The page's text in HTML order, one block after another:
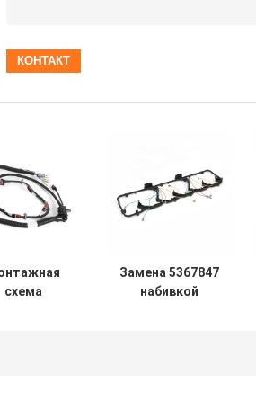
схема
Замена 5367847
набивкой